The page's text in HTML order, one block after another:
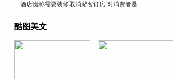
酒店谎称需要装修取消游客订房 对消费者是
酷图美文